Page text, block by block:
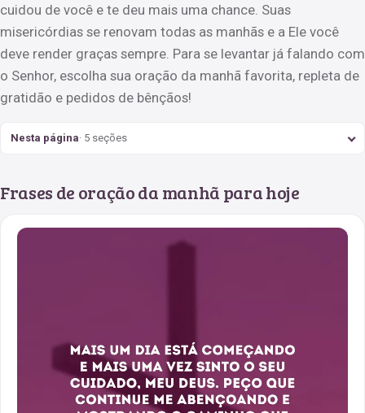
cuidou de você e te deu mais uma chance. Suas
misericórdias se renovam todas as manhãs e a Ele você
deve render graças sempre. Para se levantar já falando com
o Senhor, escolha sua oração da manhã favorita, repleta de
gratidão e pedidos de bênçãos!
Nesta página· 5 seções
Frases de oração da manhã para hoje